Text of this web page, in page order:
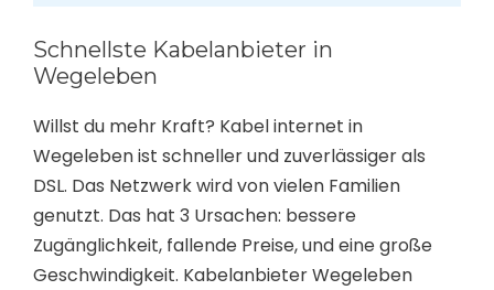
Schnellste Kabelanbieter in
Wegeleben
Willst du mehr Kraft? Kabel internet in
Wegeleben ist schneller und zuverlässiger als
DSL. Das Netzwerk wird von vielen Familien
genutzt. Das hat 3 Ursachen: bessere
Zugänglichkeit, fallende Preise, und eine große
Geschwindigkeit. Kabelanbieter Wegeleben